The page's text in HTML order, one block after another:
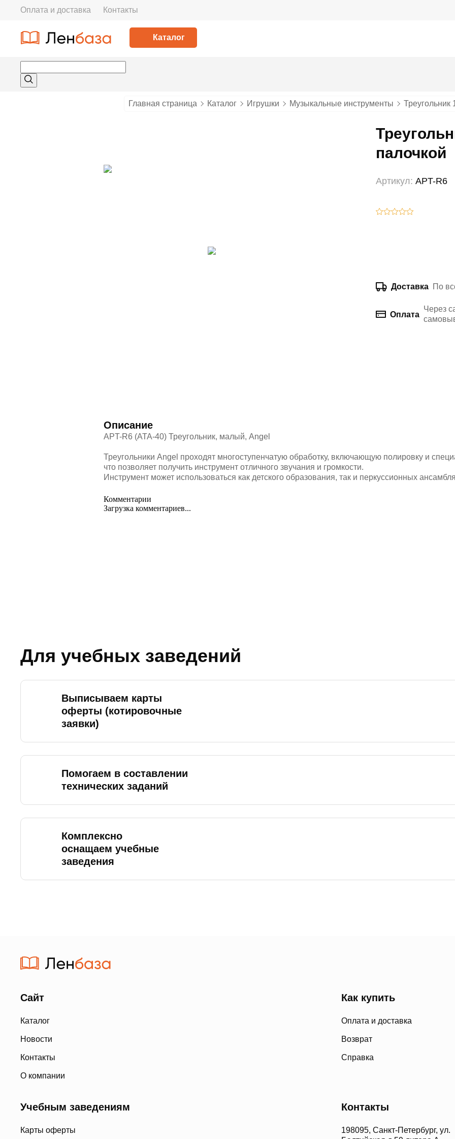
Оплата и доставка Контакты
Каталог
Главная страница Каталог Игрушки Музыкальные инструменты Треугольник
палочкой
Артикул: APT-R6
Доставка По
Оплата
Через
Описание
APT-R6 (ATA-40) Треугольник, малый, Angel
Треугольники Angel проходят многоступенчатую обработку, включающую полировку и
что позволяет получить инструмент отличного звучания и громкости.
Инструмент может использоваться как детского образования, так и перкуссионных
Комментарии
Загрузка комментариев...
Для учебных заведений
Выписываем карты
оферты (котировочные
заявки)
Помогаем в составлении
технических заданий
Комплексно
оснащаем учебные
заведения
Сайт
Каталог
Новости
Контакты
О компании
Как купить
Оплата и доставка
Возврат
Справка
Учебным заведениям
Карты оферты
Контакты
198095, Санкт-Петербург, ул.